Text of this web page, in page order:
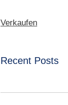
Verkaufen
Recent Posts